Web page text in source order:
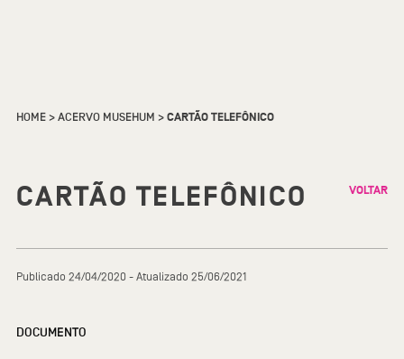
HOME>ACERVO MUSEHUM >CARTÃO TELEFÔNICO
CARTÃO TELEFÔNICO VOLTAR
Publicado 24/04/2020 - Atualizado 25/06/2021
DOCUMENTO